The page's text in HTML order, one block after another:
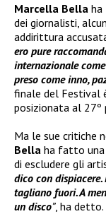
Marcella Bella ha
dei giornalisti,
addirittura
ero pure
internazionale
preso come inno,
finale del Festival
posizionata al
Ma le sue critiche
Bella ha fatto una
di escludere gli
dico con
tagliano fuori. A
un disco”, ha detto.